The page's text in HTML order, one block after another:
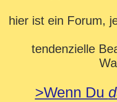
hier ist ein Forum,
tendenzielle
>Wenn Du